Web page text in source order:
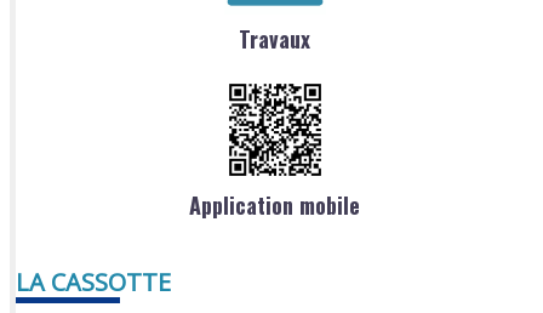
Travaux
Application mobile
LA CASSOTTE